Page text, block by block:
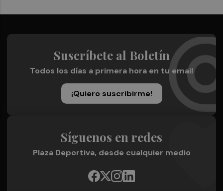
Suscríbete al Boletín
Todos los días a primera hora en tu email
¡Quiero suscribirme!
Síguenos en redes
Plaza Deportiva, desde cualquier medio